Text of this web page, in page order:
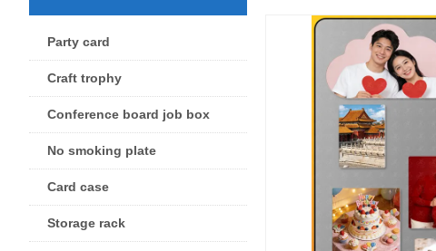
Party card
Craft trophy
Conference board job box
No smoking plate
Card case
Storage rack